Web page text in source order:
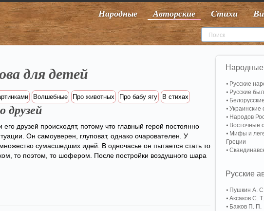
Народные Авторские Стихи
для детей
Волшебные Про животных Про бабу ягу В стихах
друзей
друзей происходят, потому что главный герой постоянно
Он самоуверен, глуповат, однако очарователен. У
сумасшедших идей. В одночасье он пытается стать то
то поэтом, то шофером. После постройки воздушного шара
Народные
Русские
Русские
Украинские
Народов
Восточные
Мифы и
Греции
Русские
Пушкин А.
Аксаков С. Т.
Бажов П. П.